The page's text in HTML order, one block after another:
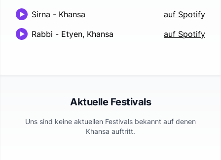
Sirna - Khansa
auf Spotify
Rabbi - Etyen, Khansa auf Spotify
Aktuelle Festivals
Uns sind keine aktuellen Festivals bekannt auf denen
Khansa auftritt.